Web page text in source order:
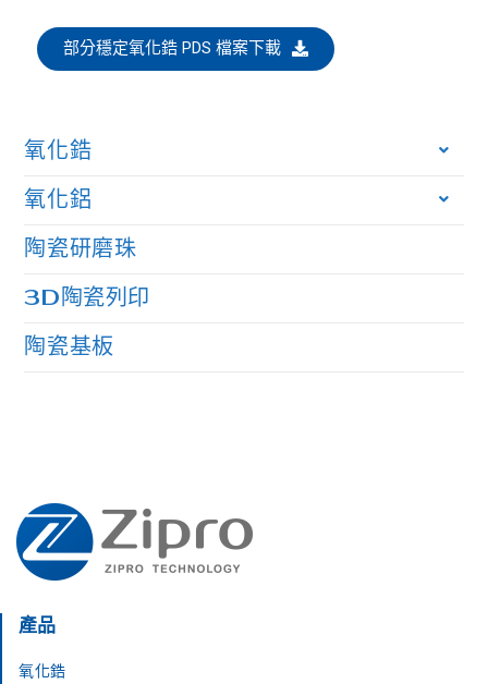
部分穩定氧化鋯 PDS 檔案下載
氧化鋯
氧化鋁
陶瓷研磨珠
3D陶瓷列印
陶瓷基板
產品
氧化鋯